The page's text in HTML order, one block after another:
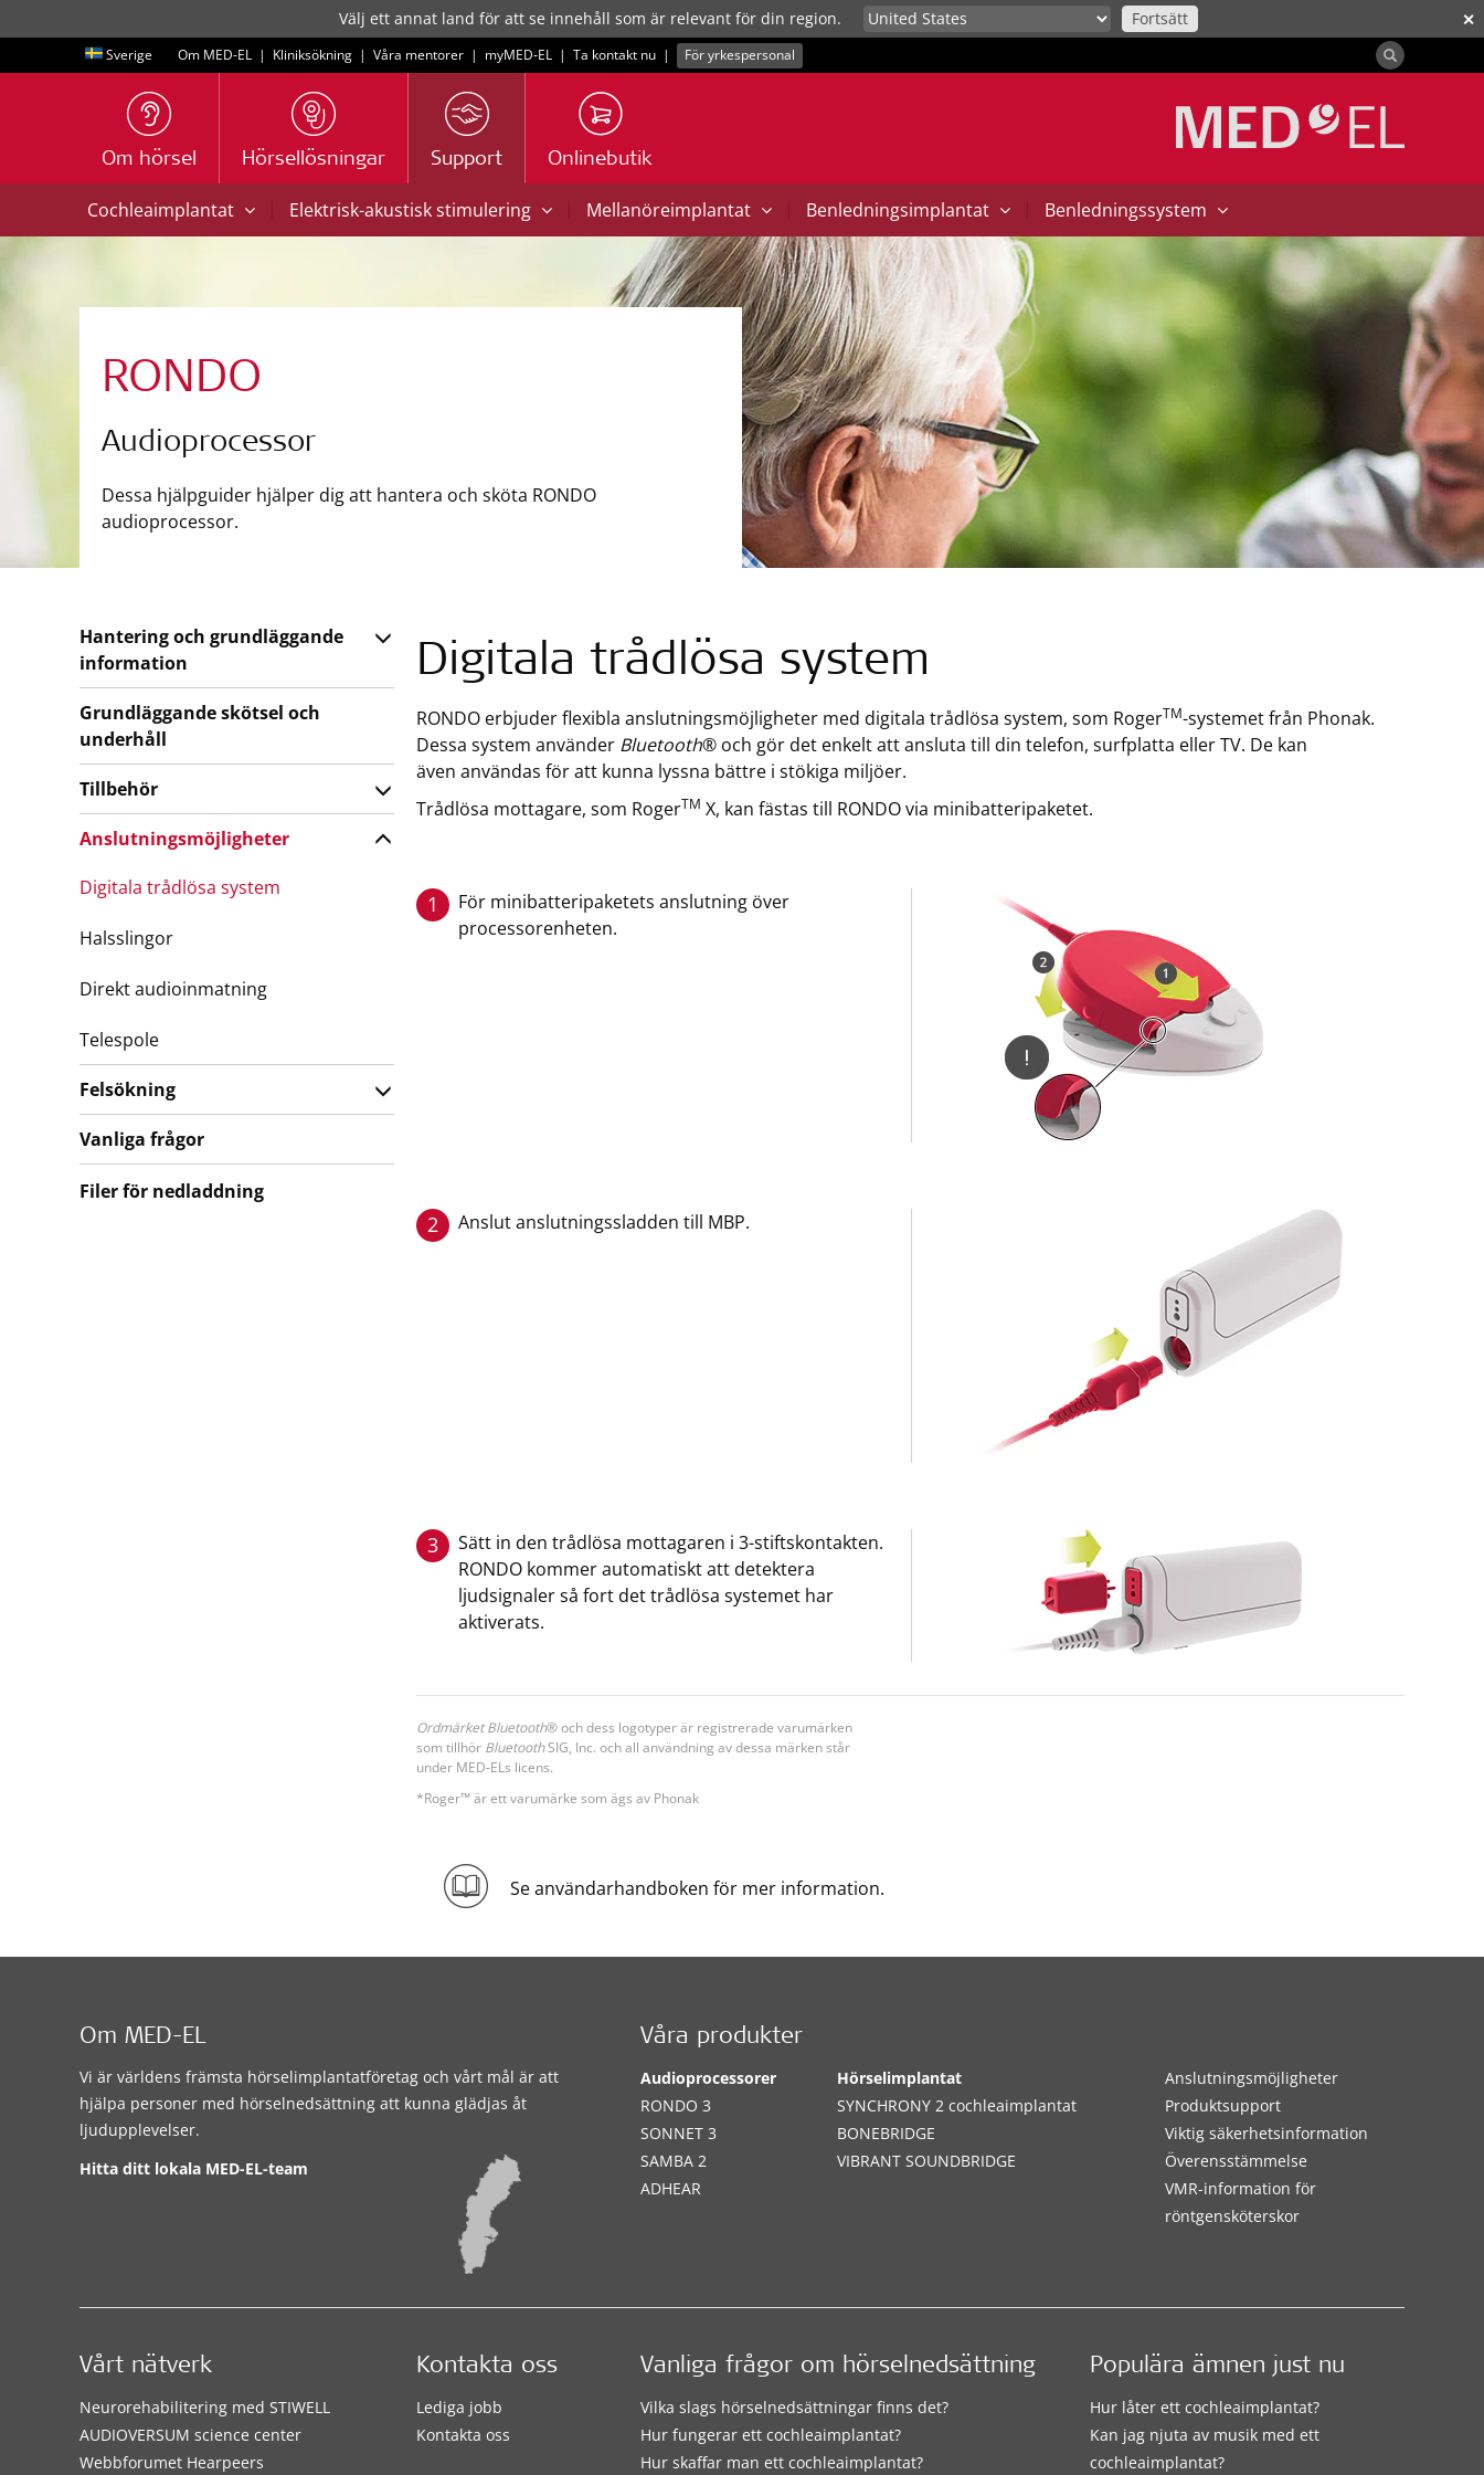
✕
Välj ett annat land för att se innehåll som är relevant för din region. Fortsätt
Sverige Om MED-EL | Kliniksökning | Våra mentorer | myMED‑EL | Ta kontakt nu | För yrkespersonal
Om hörsel Hörsellösningar Support Onlinebutik
Cochleaimplantat | Elektrisk-akustisk stimulering | Mellanöreimplantat | Benledningsimplantat | Benledningssystem
RONDO
Audioprocessor
Dessa hjälpguider hjälper dig att hantera och sköta RONDO
audioprocessor.
Digitala trådlösa system
RONDO erbjuder flexibla anslutningsmöjligheter med digitala trådlösa system, som RogerTM-systemet från Phonak.
Dessa system använder Bluetooth® och gör det enkelt att ansluta till din telefon, surfplatta eller TV. De kan
även användas för att kunna lyssna bättre i stökiga miljöer.
Trådlösa mottagare, som RogerTM X, kan fästas till RONDO via minibatteripaketet.
1
För minibatteripaketets anslutning över
processorenheten.
2 Anslut anslutningssladden till MBP.
3
Sätt in den trådlösa mottagaren i 3-stiftskontakten.
RONDO kommer automatiskt att detektera
ljudsignaler så fort det trådlösa systemet har
aktiverats.
Ordmärket Bluetooth® och dess logotyper är registrerade varumärken
som tillhör BluetoothSIG, Inc. och all användning av dessa märken står
under MED‑ELs licens.
*Roger™ är ett varumärke som ägs av Phonak
Se användarhandboken för mer information.
Hantering och grundläggande
information
Grundläggande skötsel och
underhåll
Tillbehör
Anslutningsmöjligheter
Digitala trådlösa system
Halsslingor
Direkt audioinmatning
Telespole
Felsökning
Vanliga frågor
Filer för nedladdning
Om MED-EL
Vi är världens främsta hörselimplantatföretag och vårt mål är att
hjälpa personer med hörselnedsättning att kunna glädjas åt
ljudupplevelser.
Hitta ditt lokala MED-EL-team
Våra produkter
Audioprocessorer
RONDO 3
SONNET 3
SAMBA 2
ADHEAR
Hörselimplantat
SYNCHRONY 2 cochleaimplantat
BONEBRIDGE
VIBRANT SOUNDBRIDGE
Anslutningsmöjligheter
Produktsupport
Viktig säkerhetsinformation
Överensstämmelse
VMR-information för
röntgensköterskor
Vanliga frågor om hörselnedsättning
Vilka slags hörselnedsättningar finns det?
Hur fungerar ett cochleaimplantat?
Hur skaffar man ett cochleaimplantat?
Populära ämnen just nu
Hur låter ett cochleaimplantat?
Kan jag njuta av musik med ett
cochleaimplantat?
Vårt nätverk
Neurorehabilitering med STIWELL
AUDIOVERSUM science center
Webbforumet Hearpeers
Kontakta oss
Lediga jobb
Kontakta oss